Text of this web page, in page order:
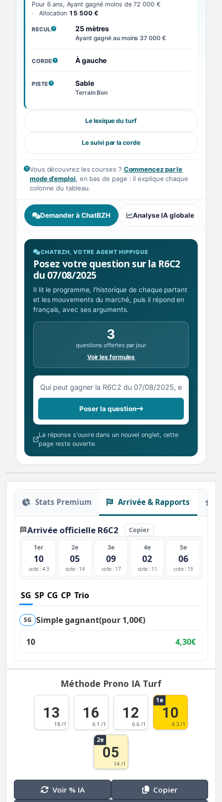
Pour 6 ans, Ayant gagné moins de 72 000 €
Allocation 15 500 €
RECUL
, VOIR LA DÉFINITION25 mètres
Ayant gagné au moins 37 000 €
CORDE
, VOIR LA DÉFINITION
À gauche
PISTE
, VOIR LA DÉFINITION
Sable
Terrain Bon
Le lexique du turf
Le suivi par la corde
Vous découvrez les courses ? Commencez par le
mode d'emploi, en bas de page : il explique chaque
colonne du tableau.
Demander à ChatBZH Analyse IA globale
CHATBZH, VOTRE AGENT HIPPIQUE
Posez votre question sur la R6C2
du 07/08/2025
Il lit le programme, l'historique de chaque partant
et les mouvements du marché, puis il répond en
français, avec ses arguments.
3
questions offertes par jour
Voir les formules
Votre question sur la R6C2 du 07/08/2025
Poser la question
La réponse s'ouvre dans un nouvel onglet, cette
page reste ouverte.
Stats Premium Arrivée & Rapports
🏁Arrivée officielle R6C2 Copier
1er
10
cote : 4.3
2e
05
cote : 14
3e
09
cote : 17
4e
02
cote : 11
5e
06
cote : 13
SG SP CG CP Trio
SG Simple gagnant(pour 1,00€)
10
4,30€
Méthode Prono IA Turf
13
18 /1
16
6.1 /1
12
6.6 /1
1e
10
4.3 /1
2e
05
14 /1
Voir % IA Copier